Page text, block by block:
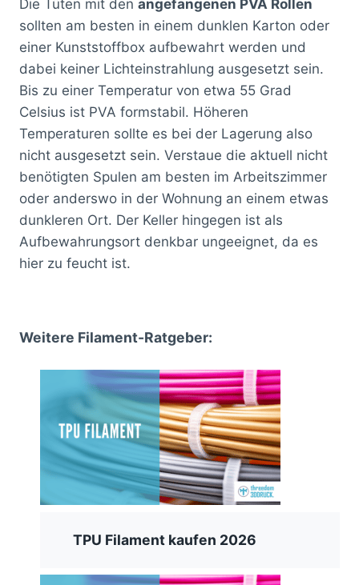
Die Tüten mit den angefangenen PVA Rollen
sollten am besten in einem dunklen Karton oder
einer Kunststoffbox aufbewahrt werden und
dabei keiner Lichteinstrahlung ausgesetzt sein.
Bis zu einer Temperatur von etwa 55 Grad
Celsius ist PVA formstabil. Höheren
Temperaturen sollte es bei der Lagerung also
nicht ausgesetzt sein. Verstaue die aktuell nicht
benötigten Spulen am besten im Arbeitszimmer
oder anderswo in der Wohnung an einem etwas
dunkleren Ort. Der Keller hingegen ist als
Aufbewahrungsort denkbar ungeeignet, da es
hier zu feucht ist.
Weitere Filament-Ratgeber:
TPU Filament kaufen 2026